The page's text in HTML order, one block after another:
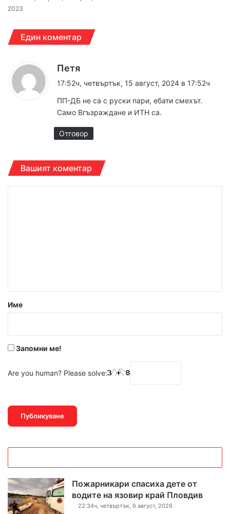
2023
Един коментар
Петя
а
:
17:52ч, четвъртък, 15 август, 2024 в 17:52ч
ПП-ДБ не са с руски пари, ебати смехът.
Само Вгъзраждане и ИТН са.
Отговор
Вашият коментар
р
Име
Запомни ме!
Are you human? Please solve:
Пожарникари спасиха дете от
водите на язовир край Пловдив
22:34ч, четвъртък, 6 август, 2026